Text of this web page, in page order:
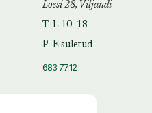
Lossi 28, Viljandi
T–L 10–18
P–E suletud
683 7712